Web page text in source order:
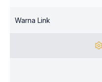
Warna Link